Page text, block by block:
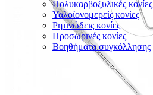
Πολυκαρβοξυλικές κονίες
Υαλοϊονομερείς κονίες
Ρητινώδεις κονίες
Προσωρινές κονίες
Βοηθήματα συγκόλλησης